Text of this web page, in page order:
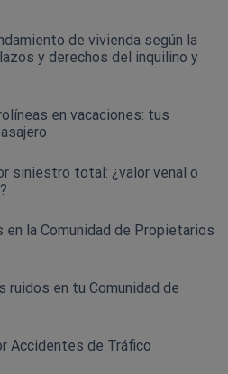
de vivienda según la
y derechos del inquilino y
en vacaciones: tus
siniestro total: ¿valor venal o
la Comunidad de Propietarios
ruidos en tu Comunidad de
Accidentes de Tráfico